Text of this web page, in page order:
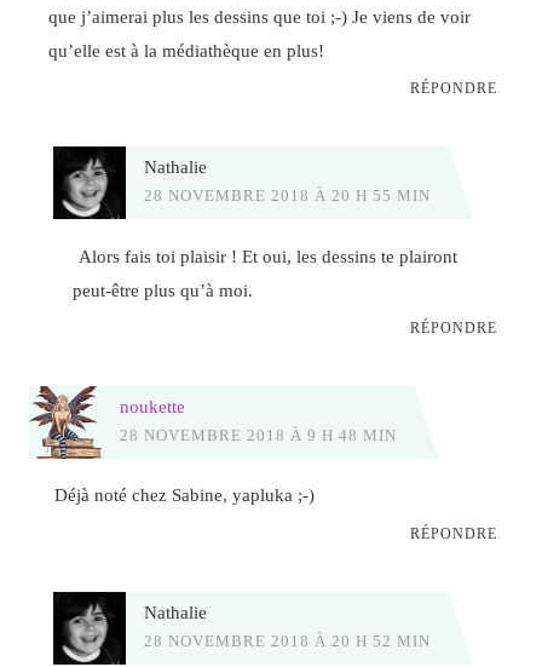
que j’aimerai plus les dessins que toi ;-) Je viens de voir
qu’elle est à la médiathèque en plus!
RÉPONDRE
Nathalie
28 NOVEMBRE 2018 À 20 H 55 MIN
Alors fais toi plaisir ! Et oui, les dessins te plairont
peut-être plus qu’à moi.
RÉPONDRE
noukette
28 NOVEMBRE 2018 À 9 H 48 MIN
Déjà noté chez Sabine, yapluka ;-)
RÉPONDRE
Nathalie
28 NOVEMBRE 2018 À 20 H 52 MIN